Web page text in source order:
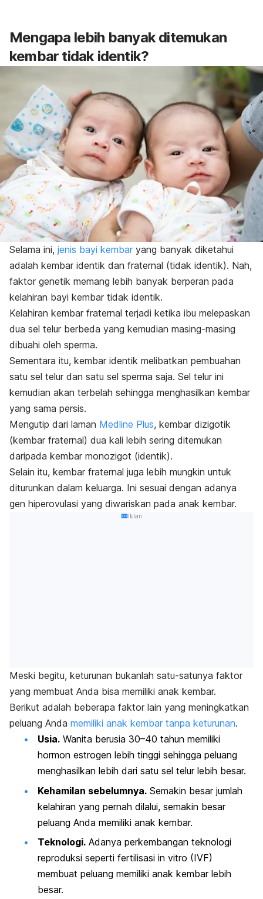
Mengapa lebih banyak ditemukan
kembar tidak identik?
Selama ini, jenis bayi kembar yang banyak diketahui
adalah kembar identik dan fraternal (tidak identik). Nah,
faktor genetik memang lebih banyak berperan pada
kelahiran bayi kembar tidak identik.
Kelahiran kembar fraternal terjadi ketika ibu melepaskan
dua sel telur berbeda yang kemudian masing-masing
dibuahi oleh sperma.
Sementara itu, kembar identik melibatkan pembuahan
satu sel telur dan satu sel sperma saja. Sel telur ini
kemudian akan terbelah sehingga menghasilkan kembar
yang sama persis.
Mengutip dari laman Medline Plus, kembar dizigotik
(kembar fraternal) dua kali lebih sering ditemukan
daripada kembar monozigot (identik).
Selain itu, kembar fraternal juga lebih mungkin untuk
diturunkan dalam keluarga. Ini sesuai dengan adanya
gen hiperovulasi yang diwariskan pada anak kembar.
Iklan
Meski begitu, keturunan bukanlah satu-satunya faktor
yang membuat Anda bisa memiliki anak kembar.
Berikut adalah beberapa faktor lain yang meningkatkan
peluang Anda memiliki anak kembar tanpa keturunan.
Usia. Wanita berusia 30–40 tahun memiliki
hormon estrogen lebih tinggi sehingga peluang
menghasilkan lebih dari satu sel telur lebih besar.
Kehamilan sebelumnya. Semakin besar jumlah
kelahiran yang pernah dilalui, semakin besar
peluang Anda memiliki anak kembar.
Teknologi. Adanya perkembangan teknologi
reproduksi seperti fertilisasi in vitro (IVF)
membuat peluang memiliki anak kembar lebih
besar.